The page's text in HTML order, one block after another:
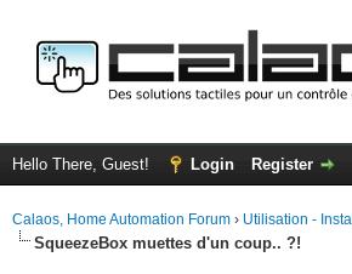
Hello There, Guest! Login Register
Calaos, Home Automation Forum › Utilisation -
SqueezeBox muettes d'un coup.. ?!